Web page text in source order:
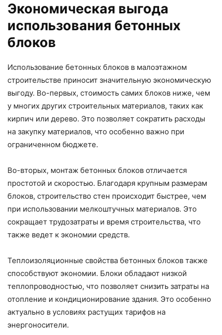
Экономическая выгода
использования бетонных
блоков
Использование бетонных блоков в малоэтажном
строительстве приносит значительную экономическую
выгоду. Во-первых, стоимость самих блоков ниже, чем
у многих других строительных материалов, таких как
кирпич или дерево. Это позволяет сократить расходы
на закупку материалов, что особенно важно при
ограниченном бюджете.
Во-вторых, монтаж бетонных блоков отличается
простотой и скоростью. Благодаря крупным размерам
блоков, строительство стен происходит быстрее, чем
при использовании мелкоштучных материалов. Это
сокращает трудозатраты и время строительства, что
также ведет к экономии средств.
Теплоизоляционные свойства бетонных блоков также
способствуют экономии. Блоки обладают низкой
теплопроводностью, что позволяет снизить затраты на
отопление и кондиционирование здания. Это особенно
актуально в условиях растущих тарифов на
энергоносители.